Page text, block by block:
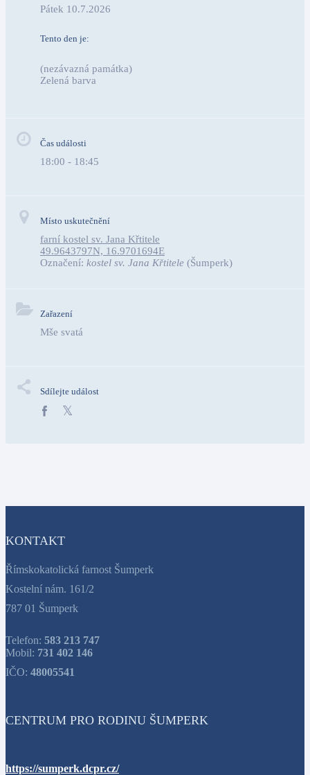
Pátek 10.7.2026
Tento den je:
(nezávazná památka)
Zelená barva
Čas události
18:00 - 18:45
Místo uskutečnění
farní kostel sv. Jana Křtitele
49.9643797N, 16.9701694E
Označení: kostel sv. Jana Křtitele (Šumperk)
Zařazení
Mše svatá
Sdílejte událost
KONTAKT
Římskokatolická farnost Šumperk
Kostelní nám. 161/2
787 01 Šumperk
Telefon: 583 213 747
Mobil: 731 402 146
IČO: 48005541
CENTRUM PRO RODINU ŠUMPERK
https://sumperk.dcpr.cz/